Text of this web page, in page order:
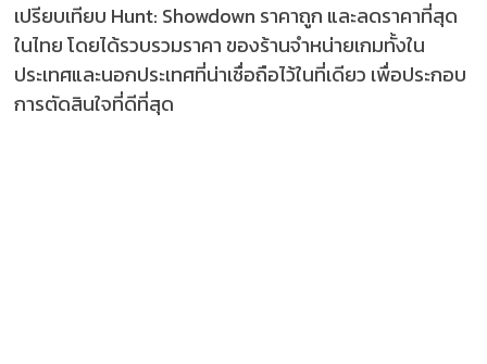
เปรียบเทียบ Hunt: Showdown ราคาถูก และลดราคาที่สุด
ในไทย โดยได้รวบรวมราคา ของร้านจำหน่ายเกมทั้งใน
ประเทศและนอกประเทศที่น่าเชื่อถือไว้ในที่เดียว เพื่อประกอบ
การตัดสินใจที่ดีที่สุด